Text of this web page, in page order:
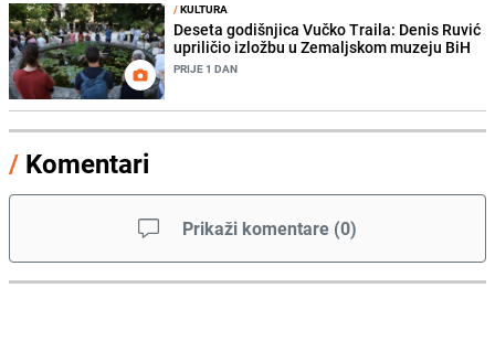
/KULTURA
Deseta godišnjica Vučko Traila: Denis Ruvić
upriličio izložbu u Zemaljskom muzeju BiH
PRIJE 1 DAN
/ Komentari
Prikaži komentare (0)